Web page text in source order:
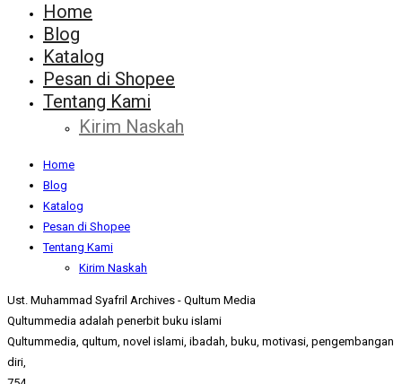
Home
Blog
Katalog
Pesan di Shopee
Tentang Kami
Kirim Naskah
Home
Blog
Katalog
Pesan di Shopee
Tentang Kami
Kirim Naskah
Ust. Muhammad Syafril Archives - Qultum Media
Qultummedia adalah penerbit buku islami
Qultummedia, qultum, novel islami, ibadah, buku, motivasi, pengembangan
diri,